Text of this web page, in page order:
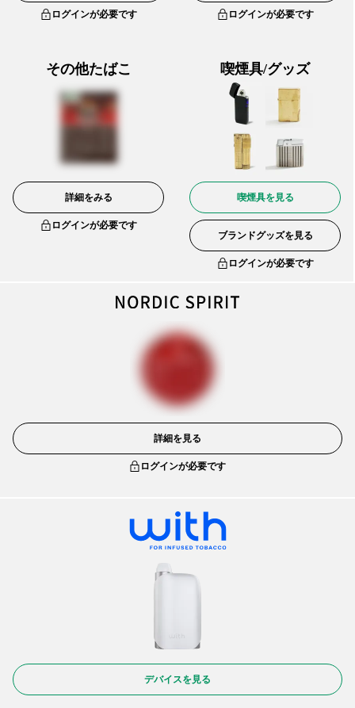
ログインが必要です ログインが必要です
その他たばこ
詳細をみる
ログインが必要です
喫煙具/グッズ
喫煙具を見る
ブランドグッズを見る
ログインが必要です
詳細を見る
ログインが必要です
デバイスを見る